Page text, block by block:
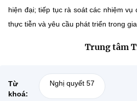
hiện đại; tiếp tục rà soát các nhiệm
thực tiễn và yêu cầu phát triển trong
Trung tâm
Từ
khoá:
Nghị quyết 57